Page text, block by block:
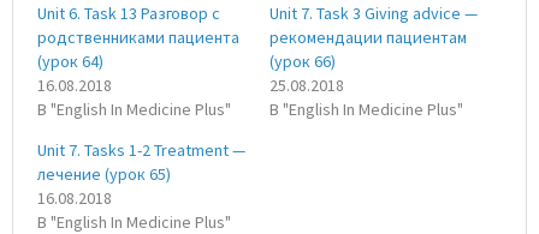
Unit 6. Task 13 Разговор с
родственниками пациента
(урок 64)
16.08.2018
В "English In Medicine Plus"
Unit 7. Task 3 Giving advice —
рекомендации пациентам
(урок 66)
25.08.2018
В "English In Medicine Plus"
Unit 7. Tasks 1-2 Treatment —
лечение (урок 65)
16.08.2018
В "English In Medicine Plus"